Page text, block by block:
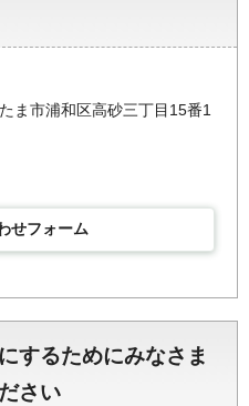
ま市浦和区高砂三丁目15番1
せフォーム
するためにみなさま
さい